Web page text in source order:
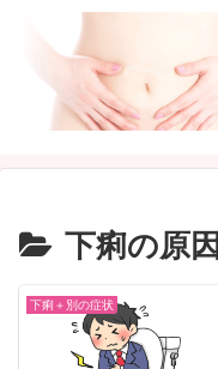
下痢の原因
下痢＋別の症状